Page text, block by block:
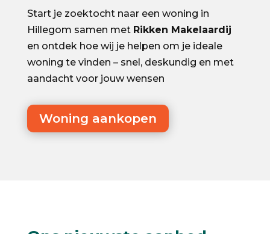
Start je zoektocht naar een woning in
Hillegom samen met Rikken Makelaardij
en ontdek hoe wij je helpen om je ideale
woning te vinden – snel, deskundig en met
aandacht voor jouw wensen
Woning aankopen